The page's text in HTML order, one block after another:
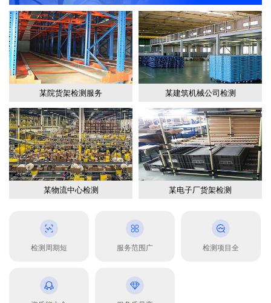
某院货架检测服务 某建筑机械公司检测
某物流中心检测 某电子厂货架检测
检测周期短 服务范围广 检测项目全